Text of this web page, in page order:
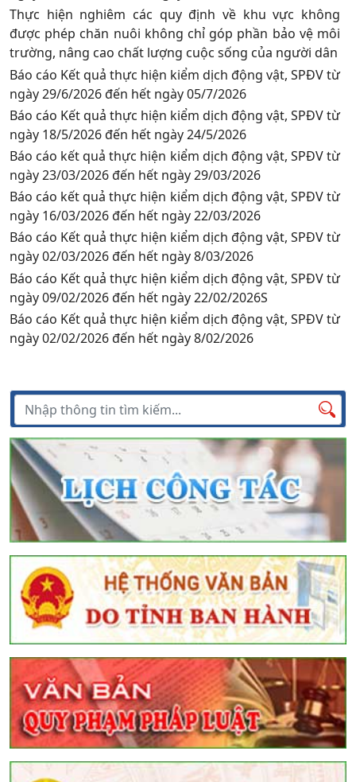
Thực hiện nghiêm các quy định về khu vực không
được phép chăn nuôi không chỉ góp phần bảo vệ môi
trường, nâng cao chất lượng cuộc sống của người dân
Báo cáo Kết quả thực hiện kiểm dịch động vật, SPĐV từ
ngày 29/6/2026 đến hết ngày 05/7/2026
Báo cáo Kết quả thực hiện kiểm dịch động vật, SPĐV từ
ngày 18/5/2026 đến hết ngày 24/5/2026
Báo cáo kết quả thực hiện kiểm dịch động vật, SPĐV từ
ngày 23/03/2026 đến hết ngày 29/03/2026
Báo cáo kết quả thực hiện kiểm dịch động vật, SPĐV từ
ngày 16/03/2026 đến hết ngày 22/03/2026
Báo cáo Kết quả thực hiện kiểm dịch động vật, SPĐV từ
ngày 02/03/2026 đến hết ngày 8/03/2026
Báo cáo Kết quả thực hiện kiểm dịch động vật, SPĐV từ
ngày 09/02/2026 đến hết ngày 22/02/2026S
Báo cáo Kết quả thực hiện kiểm dịch động vật, SPĐV từ
ngày 02/02/2026 đến hết ngày 8/02/2026
Tìm kiếm
Tìm
kiếm